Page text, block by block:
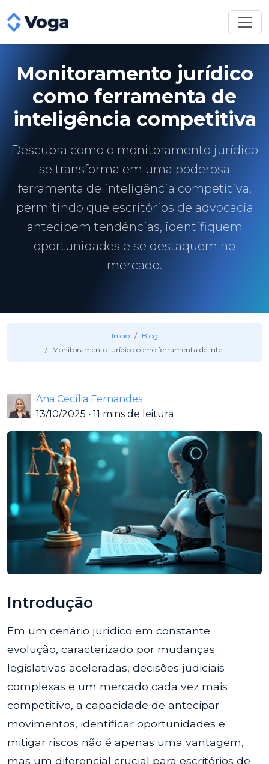
Monitoramento jurídico
como ferramenta de
inteligência competitiva
Descubra como o monitoramento jurídico
se transforma em uma poderosa
ferramenta de inteligência competitiva,
permitindo que escritórios de advocacia
antecipem tendências, identifiquem
oportunidades e se destaquem no
mercado.
Início
Blog
Monitoramento jurídico como ferramenta de intel...
Ana Cecília Fernandes
13/10/2025 • 11 mins de leitura
Introdução
Em um cenário jurídico em constante
evolução, caracterizado por mudanças
legislativas aceleradas, decisões judiciais
complexas e um mercado cada vez mais
competitivo, a capacidade de antecipar
movimentos, identificar oportunidades e
mitigar riscos não é apenas uma vantagem,
mas um diferencial crucial para escritórios de